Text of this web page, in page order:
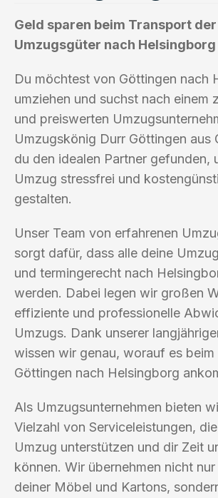
Geld sparen beim Transport der
Umzugsgüter nach Helsingborg
Du möchtest von Göttingen nach
umziehen und suchst nach einem
und preiswerten
Umzugskönig Durr Göttingen aus
du den idealen Partner gefunden,
Umzug stressfrei und
gestalten.
Unser Team von erfahrenen
sorgt dafür, dass alle deine
und termingerecht nach
werden. Dabei legen wir großen
effiziente und professionelle
Umzugs. Dank unserer
wissen wir genau, worauf es
Göttingen nach Helsingborg
Als Umzugsunternehmen bieten
Vielzahl von Serviceleistungen,
Umzug unterstützen und dir Zeit
können. Wir übernehmen nicht
deiner Möbel und Kartons,